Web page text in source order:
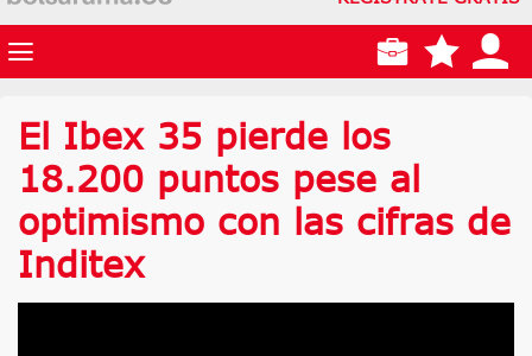
El Ibex 35 pierde los
18.200 puntos pese al
optimismo con las cifras de
Inditex